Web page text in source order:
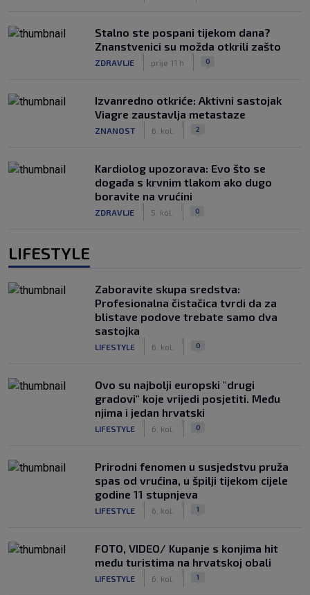
Stalno ste pospani tijekom dana?
Znanstvenici su možda otkrili zašto
ZDRAVLJE prije 11 h 0
Izvanredno otkriće: Aktivni sastojak
Viagre zaustavlja metastaze
ZNANOST 6. kol. 2
Kardiolog upozorava: Evo što se
događa s krvnim tlakom ako dugo
boravite na vrućini
ZDRAVLJE 5. kol. 0
LIFESTYLE
Zaboravite skupa sredstva:
Profesionalna čistačica tvrdi da za
blistave podove trebate samo dva
sastojka
LIFESTYLE 6. kol. 0
Ovo su najbolji europski "drugi
gradovi" koje vrijedi posjetiti. Među
njima i jedan hrvatski
LIFESTYLE 6. kol. 0
Prirodni fenomen u susjedstvu pruža
spas od vrućina, u špilji tijekom cijele
godine 11 stupnjeva
LIFESTYLE 6. kol. 1
FOTO, VIDEO/ Kupanje s konjima hit
među turistima na hrvatskoj obali
LIFESTYLE 6. kol. 1